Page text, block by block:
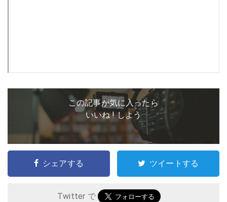
この記事が気に入ったら
いいね ! しよう
シェアする ツイートする
Twitter で